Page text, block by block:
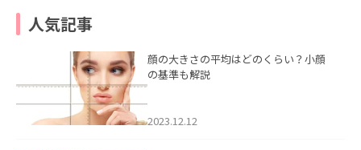
人気記事
顔の大きさの平均はどのくらい？小顔
の基準も解説
2023.12.12